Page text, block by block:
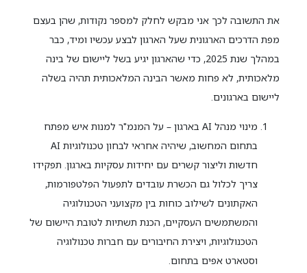
את התשובה לכך אני מבקש לחלק למספר נקודות, שהן בעצם
מפת הדרכים הארגונית שעל הארגון לבצע עכשיו ומיד, כבר
במהלך שנת 2025, כדי שהארגון יגיע בשל ליישום של בינה
מלאכותית, לא פחות מאשר הבינה המלאכותית תהיה בשלה
ליישום בארגונים.
מינוי מנהל AI בארגון – על המנמ"ר למנות איש מפתח
בתחום המחשוב, שיהיה אחראי לבחון טכנולוגיות AI
חדשות וליצור קשרים עם יחידות עסקיות בארגון. תפקידו
צריך לכלול גם הכשרת עובדים לתפעול הפלטפורמות,
האקתונים לשילוב כוחות בין מקצועני הטכנולוגיה
והמשתמשים העסקיים, הכנת תשתיות לטובת היישום של
הטכנולוגיות, ויצירת החיבורים עם חברות טכנולוגיה
וסטארט אפים בתחום.